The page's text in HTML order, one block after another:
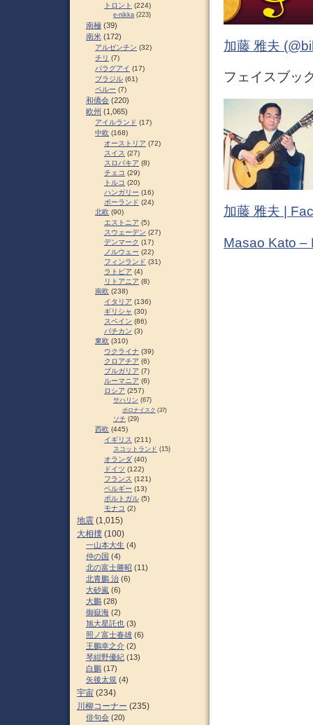
加藤 雅夫
フェイスブッ
加藤 雅夫 |
Masao Kato –
トロント (224)
e-nikka (223)
南極 (39)
南米 (172)
アルゼンチン (32)
チリ (7)
パラグアイ (17)
ブラジル (61)
ペルー (7)
和僑会 (220)
欧州 (1,065)
アイルランド (17)
中欧 (168)
オーストリア (72)
スイス (27)
スロパキア (8)
チェコ (29)
トルコ (20)
ハンガリー (16)
ポーランド (24)
北欧 (90)
エストニア (5)
スウェーデン (27)
デンマーク (17)
ノルウェー (22)
フィンランド (31)
ラトビア (4)
リトアニア (8)
南欧 (238)
イタリア (136)
ギリシャ (30)
スペイン (86)
バチカン (3)
東欧 (310)
ウクライナ (39)
クロアチア (6)
ブルガリア (7)
ルーマニア (6)
ロシア (257)
サハリン (67)
ポロナイスク (37)
ソチ (29)
西欧 (445)
イギリス (211)
スコットランド (15)
オランダ (40)
ドイツ (122)
フランス (121)
ベルギー (13)
ポルトガル (5)
モナコ (2)
地震 (1,015)
大相撲 (100)
一山本大生 (4)
仲の国 (4)
北の富士勝昭 (11)
北青鵬 治 (6)
大砂嵐 (6)
大鵬 (28)
御嶽海 (2)
旭大星託也 (3)
照ノ富士春雄 (6)
王鵬幸之介 (2)
琴紺野優紀 (13)
白鵬 (17)
矢後太規 (4)
宇宙 (234)
川柳コーナー (235)
俳句会 (20)